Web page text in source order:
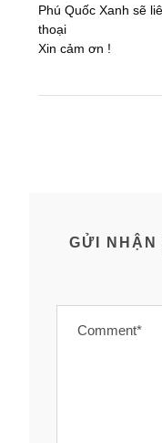
Phú Quốc Xanh sẽ
thoại
Xin cảm ơn !
GỬI NHẬN